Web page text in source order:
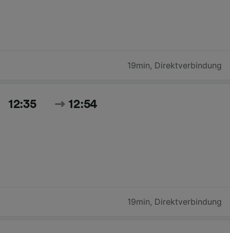
19min, Direktverbindung
12:35 12:54
19min, Direktverbindung